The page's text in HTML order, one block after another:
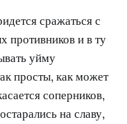
сражаться с
противников и в ту
уйму
просты, как может
соперников,
на славу,